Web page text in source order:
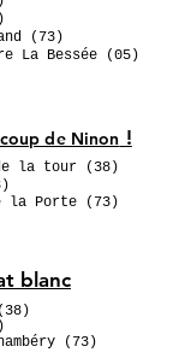
(73)
La Bessée (05)
de Ninon !
la tour (38)
la Porte (73)
blanc
ry (73)